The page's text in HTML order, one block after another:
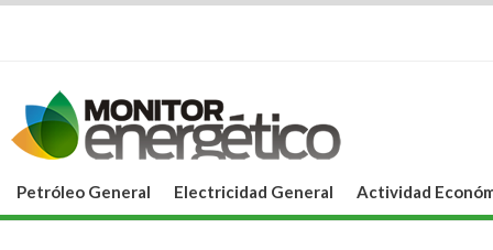
Petróleo General Electricidad General Actividad